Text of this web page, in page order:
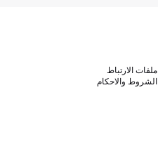
ملفات الارتباط
الشروط والاحكام